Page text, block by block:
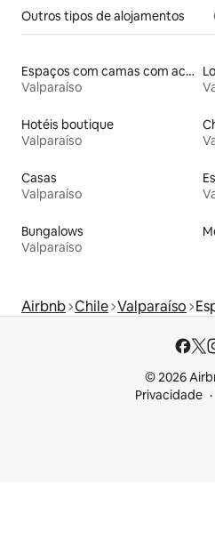
Outros tipos de alojamentos
Espaços com camas com acessos adaptados em altura
Valparaíso
Hotéis boutique
Valparaíso
Casas
Valparaíso
Bungalows
Valparaíso
Airbnb Chile Valparaíso
© 2026
Privacidade